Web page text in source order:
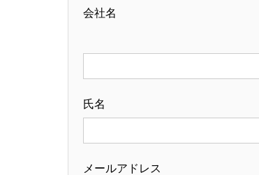
会社名
氏名
メールアドレス